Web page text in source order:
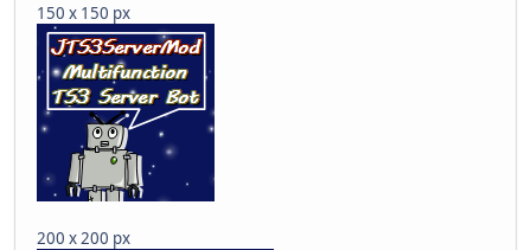
150 x 150 px
200 x 200 px